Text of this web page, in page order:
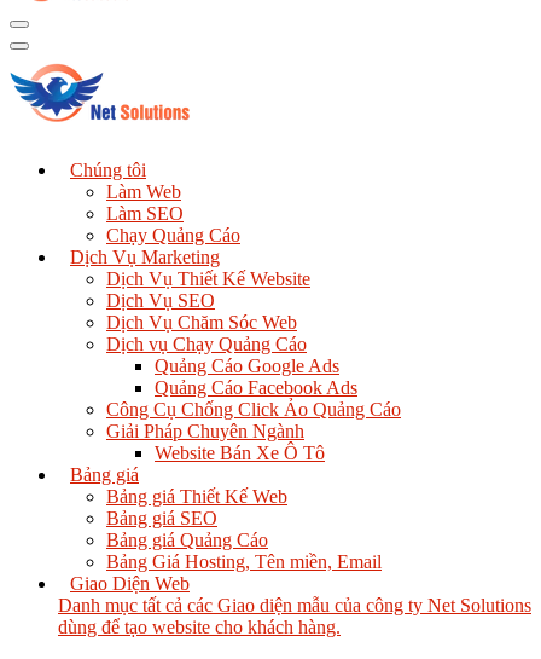
Chúng tôi
Làm Web
Làm SEO
Chạy Quảng Cáo
Dịch Vụ Marketing
Dịch Vụ Thiết Kế Website
Dịch Vụ SEO
Dịch Vụ Chăm Sóc Web
Dịch vụ Chạy Quảng Cáo
Quảng Cáo Google Ads
Quảng Cáo Facebook Ads
Công Cụ Chống Click Ảo Quảng Cáo
Giải Pháp Chuyên Ngành
Website Bán Xe Ô Tô
Bảng giá
Bảng giá Thiết Kế Web
Bảng giá SEO
Bảng giá Quảng Cáo
Bảng Giá Hosting, Tên miền, Email
Giao Diện Web
Danh mục tất cả các Giao diện mẫu của công ty Net Solutions
dùng để tạo website cho khách hàng.